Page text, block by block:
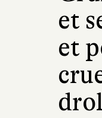
et
et